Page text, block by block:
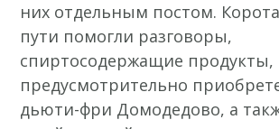
них отдельным постом.
пути помогли разговоры,
спиртосодержащие продукты,
предусмотрительно
дьюти-фри Домодедово, а